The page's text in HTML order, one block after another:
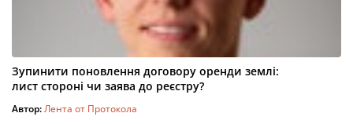
Зупинити поновлення договору оренди землі:
лист стороні чи заява до реєстру?
Автор:Лента от Протокола